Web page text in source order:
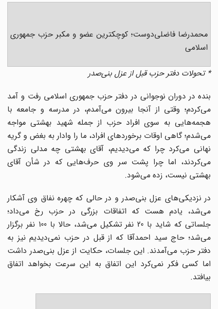
محمدرضا فاضلی‌دوست؛ کوچکترین عضو و مکبر حزب جمهوری
اسلامی
* تحولات دفتر حزب قبل از عزل بنی‌صدر
بنده در دوران نوجوانی در دفتر حزب جمهوری اسلامی رفت و آمد
می‌کردم؛ وقتی از آنجا بیرون می‌آمدم، در مدرسه و جامعه با
هجمه‌هایی به سوی افراد حزب از جمله شهید بهشتی مواجه
می‌شدم؛ گاهی اوقات برخوردهای افراد، ما را وادار به بغض و گریه
نهانی می‌کرد چرا که می‌دیدیم، آقای بهشتی چه مدلی زندگی
می‌کردند، اما چرا پشت سر وی حرف‌هایی که در شأن آقای
بهشتی نیست، زده می‌شود.
در نزدیکی‌های عزل بنی‌صدر و در حالی که چهره نفاق وی آشکار
می‌شد، یادم هست که اتفاقات بزرگی در حزب رخ می‌داد؛
جلساتی که شاید با 20 نفر تشکیل می‌شد، حالا با 100 نفر برگزار
می‌شد؛ حاج سید احمدآقا که از قبل در حزب نمی‌دیدیم نیز به
دفتر حزب می‌آمدند. این جلسات، حکایت از عزل بنی‌صدر داشت
اما کسی فکر نمی‌کرد این اتفاق به این سرعت بخواهد اتفاق
بیافتد.